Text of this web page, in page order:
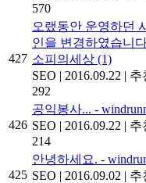
570
427
오랬동안 운영하던
인을 변경하였습니
소피의세상 (1)
SEO | 2016.09.22 | 추
292
426
공익봉사... -
SEO | 2016.09.22 | 추
214
425
안녕하세요. -
SEO | 2016.09.02 | 추